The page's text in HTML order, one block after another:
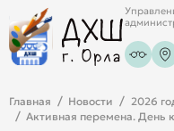
Главная Новости 2026
Активная перемена. День